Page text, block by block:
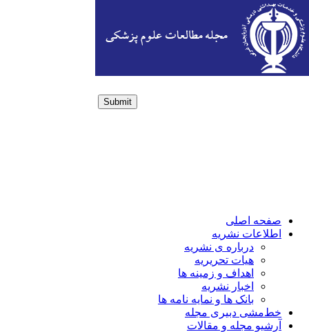
Submit
صفحه اصلی
اطلاعات نشریه
درباره ی نشریه
هیات تحریریه
اهداف و زمینه ها
اخبار نشریه
بانک ها و نمایه نامه ها
خط‌مشی دبیری مجله
آرشیو مجله و مقالات